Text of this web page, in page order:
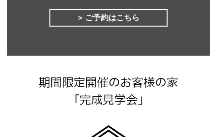
ご予約はこちら
期間限定開催のお客様の家
「完成見学会」